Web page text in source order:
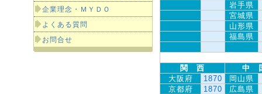
企業理念・ＭＹＤＯ
よくある質問
お問合せ
岩手県
宮城県
山形県
福島県
関 西
中
大阪府
1870 岡山県
京都府
1870 広島県